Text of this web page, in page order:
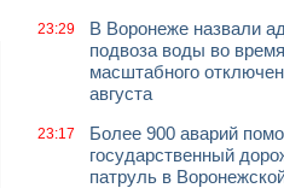
23:29
В Воронеже назвали
подвоза воды во время
масштабного
августа
23:17
Более 900 аварий
государственный
патруль в